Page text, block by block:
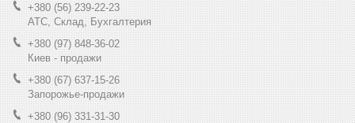
+380 (56) 239-22-23
АТС, Склад, Бухгалтерия
+380 (97) 848-36-02
Киев - продажи
+380 (67) 637-15-26
Запорожье-продажи
+380 (96) 331-31-30